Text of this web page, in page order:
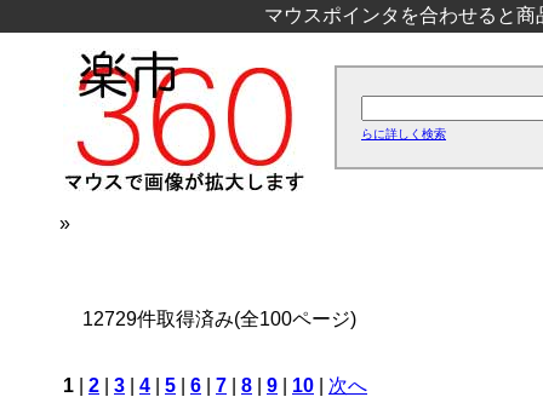
マウスポインタを合わせると
らに詳しく検索
»
12729件取得済み(全100ページ)
1 2 3 4 5 6 7 8 9 10 次へ